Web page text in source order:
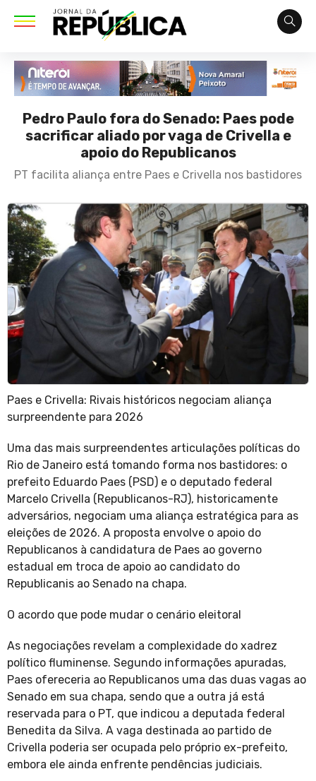
Pedro Paulo fora do Senado: Paes pode
sacrificar aliado por vaga de Crivella e
apoio do Republicanos
PT facilita aliança entre Paes e Crivella nos bastidores
Paes e Crivella: Rivais históricos negociam aliança
surpreendente para 2026
Uma das mais surpreendentes articulações políticas do
Rio de Janeiro está tomando forma nos bastidores: o
prefeito Eduardo Paes (PSD) e o deputado federal
Marcelo Crivella (Republicanos-RJ), historicamente
adversários, negociam uma aliança estratégica para as
eleições de 2026. A proposta envolve o apoio do
Republicanos à candidatura de Paes ao governo
estadual em troca de apoio ao candidato do
Republicanis ao Senado na chapa.
O acordo que pode mudar o cenário eleitoral
As negociações revelam a complexidade do xadrez
político fluminense. Segundo informações apuradas,
Paes ofereceria ao Republicanos uma das duas vagas ao
Senado em sua chapa, sendo que a outra já está
reservada para o PT, que indicou a deputada federal
Benedita da Silva. A vaga destinada ao partido de
Crivella poderia ser ocupada pelo próprio ex-prefeito,
embora ele ainda enfrente pendências judiciais.